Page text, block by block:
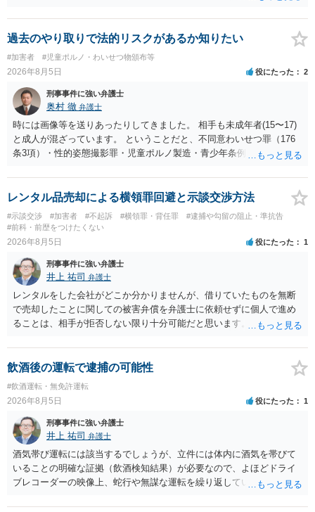
ので、詐欺罪の実行行為性が無く罪に問うことはできません。 おそら
く、相手が真実を話せば警察も取り合わないと思いますが、虚偽の内
容を述べた場合は、捜査はあるかもしれません。 ただし、捜査におい
て、真実を説明すれば、「ちゃんと返しなさいよ」程度の注意で済む
ことだと思われます。 また、返せるお金が無いのであれば、返せない
のは致し方ありません。真摯に分割して支払うことを相手に告げてい
くのみでしょう。 以上、ご参考まで。
過去のやり取りで法的リスクがあるか知りたい
#加害者 #児童ポルノ・わいせつ物頒布等
2026年8月5日 役にたった 2
刑事事件に強い弁護士
奥村 徹 弁護士
時には画像等を送りあったりしてきました。 相手も未成年者(15〜17)
と成人が混ざっています。 ということだと、不同意わいせつ罪（176
条3項）・性的姿態撮影罪・児童ポルノ製造・青少年条例違反（わいせ
で、警察にバレれば、それなりの捜査を受けるでしょう。
レンタル品売却による横領罪回避と示談交渉方法
#示談交渉 #加害者 #不起訴 #横領罪・背任罪
#逮捕や勾留の阻止・準抗告
#前科・前歴をつけたくない
2026年8月5日 役にたった 1
刑事事件に強い弁護士
井上 祐司 弁護士
レンタルをした会社がどこか分かりませんが、借りていたものを無断
で売却したことに関しての被害弁償を弁護士に依頼せずに個人で進め
ることは、相手が拒否しない限り十分可能だと思います。 見積を出し
か）、弁護士に法律相談において助言をもらえば足りるでしょう。
飲酒後の運転で逮捕の可能性
#飲酒運転・無免許運転
2026年8月5日 役にたった 1
刑事事件に強い弁護士
井上 祐司 弁護士
酒気帯び運転には該当するでしょうが、立件には体内に酒気を帯びて
いることの明確な証拠（飲酒検知結果）が必要なので、よほどドライ
ブレコーダーの映像上、蛇行や無謀な運転を繰り返している等の映像